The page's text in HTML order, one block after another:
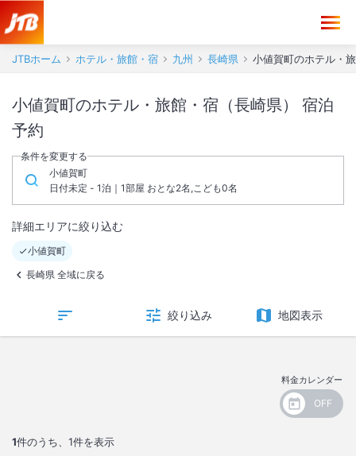
JTBホーム ホテル・旅館・宿 九州 長崎県 小値賀町のホテル・
小値賀町のホテル・旅館・宿（長崎県） 宿泊
予約
条件を変更する
小値賀町
日付未定 - 1泊｜1部屋 おとな2名,こども0名
詳細エリアに絞り込む
小値賀町
長崎県 全域に戻る
絞り込み 地図表示
料金カレンダー
1件のうち、 1件を表示